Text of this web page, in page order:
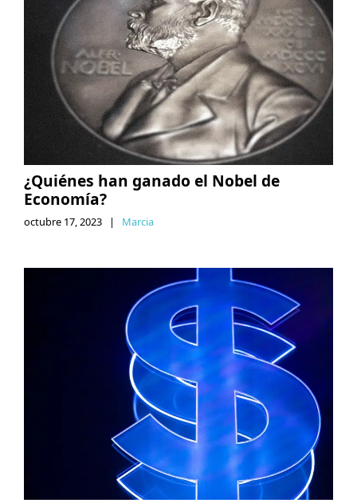
¿Quiénes han ganado el Nobel de
Economía?
octubre 17, 2023 | Marcia